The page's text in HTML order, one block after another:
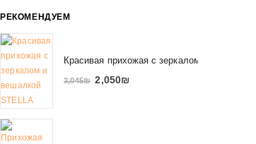
РЕКОМЕНДУЕМ
Красивая прихожая с зеркалом и вешалкой
3,045₪ 2,050₪